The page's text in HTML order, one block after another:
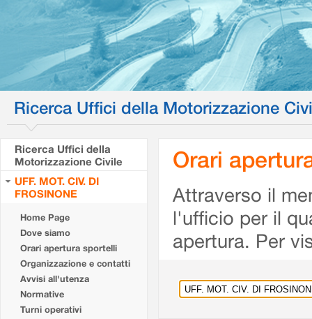
Ricerca Uffici della Motorizzazione
Ricerca Uffici della
Motorizzazione Civile
UFF. MOT. CIV. DI
FROSINONE
Home Page
Dove siamo
Orari apertura sportelli
Organizzazione e contatti
Avvisi all'utenza
Normative
Turni operativi
Orari
Attraverso il
l'ufficio per il
apertura. Per